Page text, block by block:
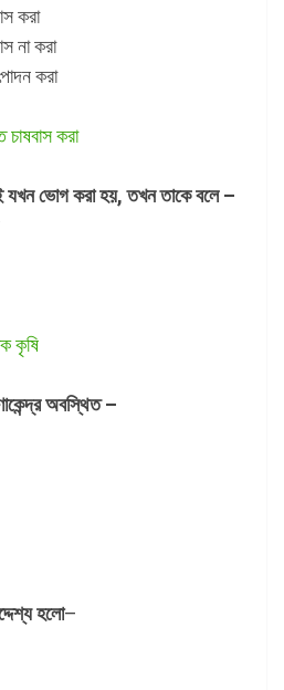
করা
না করা
করা
করা
যখন ভোগ করা হয়, তখন তাকে বলে –
কৃষি
অবস্থিত –
হলো–